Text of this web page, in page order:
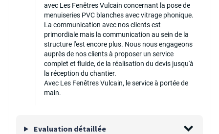
avec Les Fenêtres Vulcain concernant la pose de
menuiseries PVC blanches avec vitrage phonique.
La communication avec nos clients est
primordiale mais la communication au sein de la
structure l'est encore plus. Nous nous engageons
auprès de nos clients à proposer un service
complet et fluide, de la réalisation du devis jusqu'à
la réception du chantier.
Avec Les Fenêtres Vulcain, le service à portée de
main.
Evaluation détaillée